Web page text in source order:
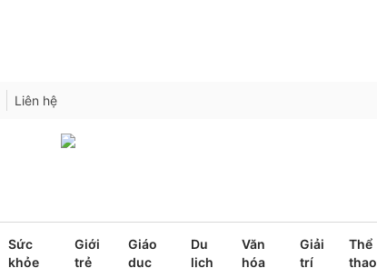
Liên hệ
Sức
khỏe
Giới
trẻ
Giáo
dục
Du
lịch
Văn
hóa
Giải
trí
Thể
thao